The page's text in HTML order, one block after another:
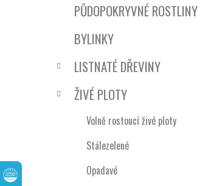
PŮDOPOKRYVNÉ ROSTLINY
BYLINKY
LISTNATÉ DŘEVINY
ŽIVÉ PLOTY
Volně rostoucí živé ploty
Stálezelené
Opadavé